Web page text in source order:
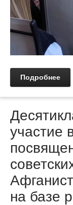
Подробнее
участие
на базе